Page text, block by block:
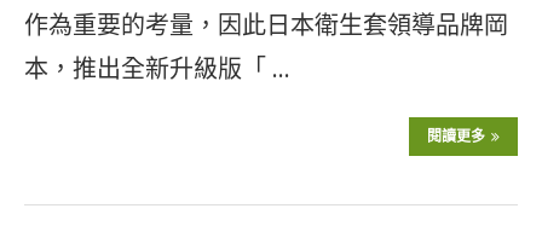
作為重要的考量，因此日本衛生套領導品牌岡
本，推出全新升級版「 …
閱讀更多